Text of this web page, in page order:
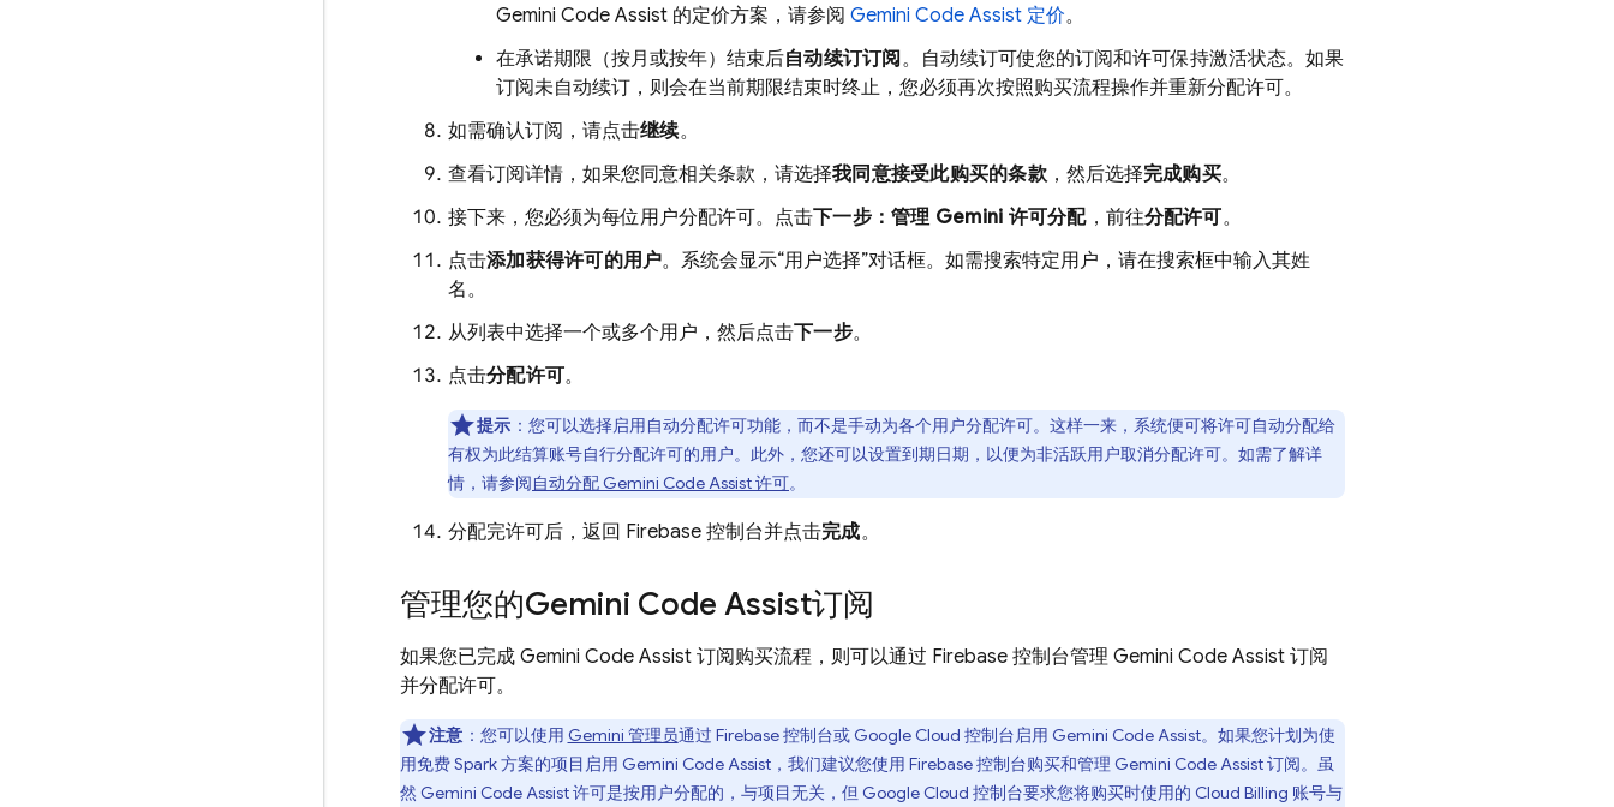
Gemini Code Assist 的定价方案，请参阅 Gemini Code Assist 定价。
在承诺期限（按月或按年）结束后自动续订订阅 。自动续订可使您的订阅和许可保持激活状态。如果
订阅未自动续订，则会在当前期限结束时终止，您必须再次按照购买流程操作并重新分配许可。
如需确认订阅，请点击继续。
查看订阅详情，如果您同意相关条款，请选择我同意接受此购买的条款，然后选择完成购买。
接下来，您必须为每位用户分配许可。点击下一步：管理 Gemini 许可分配，前往分配许可。
点击添加获得许可的用户。系统会显示“用户选择”对话框。如需搜索特定用户，请在搜索框中输入其姓
名。
从列表中选择一个或多个用户，然后点击下一步。
点击分配许可。
提示 ：您可以选择启用自动分配许可功能，而不是手动为各个用户分配许可。这样一来，系统便可将许可自动分配给
有权为此结算账号自行分配许可的用户。此外，您还可以设置到期日期，以便为非活跃用户取消分配许可。如需了解详
情，请参阅自动分配 Gemini Code Assist许可。
分配完许可后，返回 Firebase 控制台并点击完成。
管理您的Gemini Code Assist订阅
如果您已完成 Gemini Code Assist 订阅购买流程，则可以通过 Firebase 控制台管理 Gemini Code Assist 订阅
并分配许可。
注意 ：您可以使用 Gemini 管理员通过 Firebase控制台或 Google Cloud 控制台启用 Gemini Code Assist。如果您计划为使
用免费 Spark 方案的项目启用 Gemini Code Assist ，我们建议您使用 Firebase控制台购买和管理 Gemini Code Assist订阅。虽
然 Gemini Code Assist许可是按用户分配的，与项目无关，但 Google Cloud 控制台要求您将购买时使用的 Cloud Billing 账号与